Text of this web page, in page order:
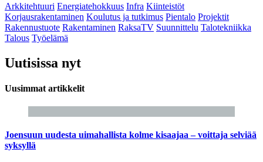
Arkkitehtuuri Energiatehokkuus Infra Kiinteistöt
Korjausrakentaminen Koulutus ja tutkimus Pientalo Projektit
Rakennustuote Rakentaminen RaksaTV Suunnittelu Talotekniikka
Talous Työelämä
Uutisissa nyt
Uusimmat artikkelit
Joensuun uudesta uimahallista kolme kisaajaa – voittaja selviää
syksyllä